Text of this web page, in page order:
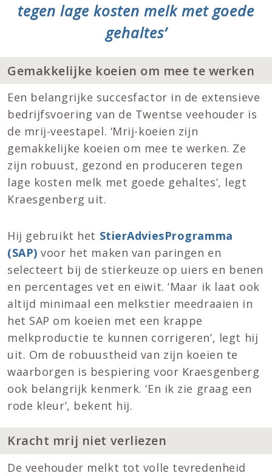
tegen lage kosten melk met goede
gehaltes’
Gemakkelijke koeien om mee te werken
Een belangrijke succesfactor in de extensieve
bedrijfsvoering van de Twentse veehouder is
de mrij-veestapel. ‘Mrij-koeien zijn
gemakkelijke koeien om mee te werken. Ze
zijn robuust, gezond en produceren tegen
lage kosten melk met goede gehaltes’, legt
Kraesgenberg uit.
Hij gebruikt het StierAdviesProgramma
(SAP) voor het maken van paringen en
selecteert bij de stierkeuze op uiers en benen
en percentages vet en eiwit. ‘Maar ik laat ook
altijd minimaal een melkstier meedraaien in
het SAP om koeien met een krappe
melkproductie te kunnen corrigeren’, legt hij
uit. Om de robuustheid van zijn koeien te
waarborgen is bespiering voor Kraesgenberg
ook belangrijk kenmerk. ‘En ik zie graag een
rode kleur’, bekent hij.
Kracht mrij niet verliezen
De veehouder melkt tot volle tevredenheid